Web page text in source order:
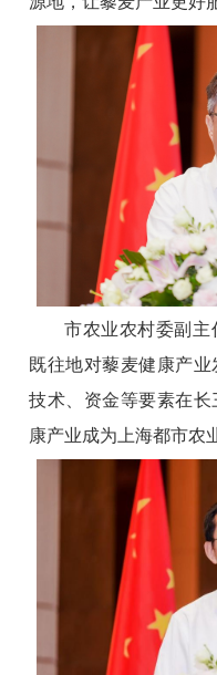
市农业农村委副主
既往地对藜麦健康产业
技术、资金等要素在
康产业成为上海都市农